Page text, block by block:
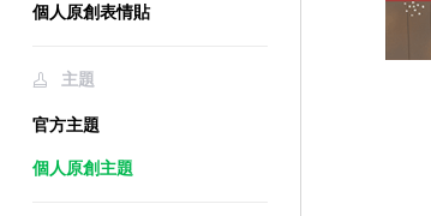
個人原創表情貼
主題
官方主題
個人原創主題